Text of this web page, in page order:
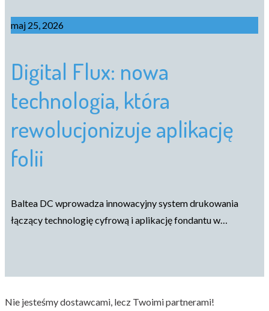
maj 25, 2026
Digital Flux: nowa
technologia, która
rewolucjonizuje aplikację
folii
Baltea DC wprowadza innowacyjny system drukowania
łączący technologię cyfrową i aplikację fondantu w…
Nie jesteśmy dostawcami, lecz Twoimi partnerami!